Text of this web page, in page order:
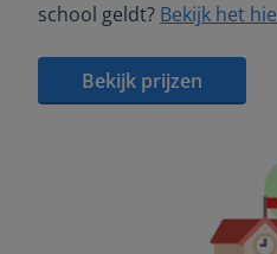
school geldt? Bekijk het
Bekijk prijzen